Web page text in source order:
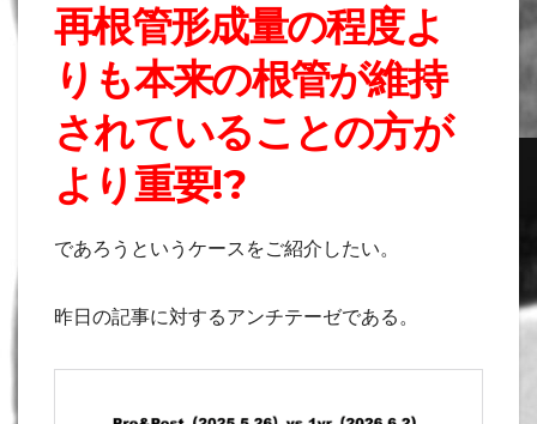
再根管形成量の程度よ
りも本来の根管が維持
されていることの方が
より重要!?
であろうというケースをご紹介したい。
昨日の記事に対するアンチテーゼである。